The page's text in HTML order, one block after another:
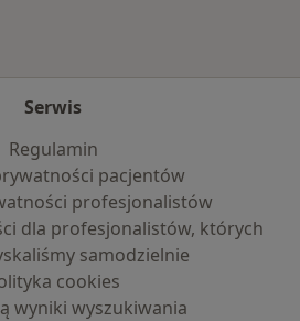
Serwis
Regulamin
pacjentów
profesjonalistów
dla profesjonalistów, których
samodzielnie
cookies
wyniki wyszukiwania